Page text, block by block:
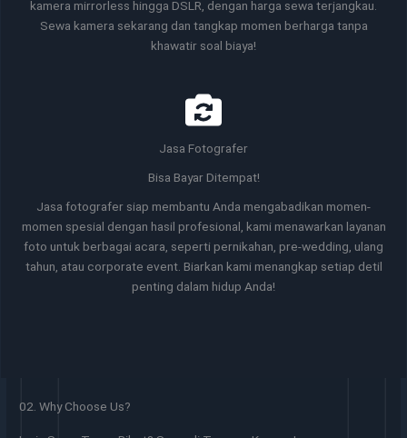
kamera mirrorless hingga DSLR, dengan harga sewa terjangkau.
Sewa kamera sekarang dan tangkap momen berharga tanpa
khawatir soal biaya!
Jasa Fotografer
Bisa Bayar Ditempat!
Jasa fotografer siap membantu Anda mengabadikan momen-
momen spesial dengan hasil profesional, kami menawarkan layanan
foto untuk berbagai acara, seperti pernikahan, pre-wedding, ulang
tahun, atau corporate event. Biarkan kami menangkap setiap detil
penting dalam hidup Anda!
02. Why Choose Us?